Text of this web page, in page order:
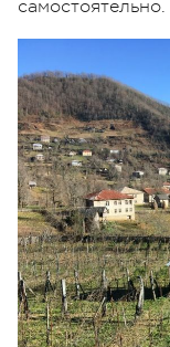
самостоятельно.